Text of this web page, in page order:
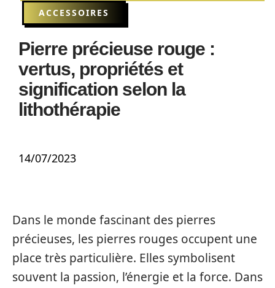
ACCESSOIRES
Pierre précieuse rouge :
vertus, propriétés et
signification selon la
lithothérapie
14/07/2023
Dans le monde fascinant des pierres
précieuses, les pierres rouges occupent une
place très particulière. Elles symbolisent
souvent la passion, l’énergie et la force. Dans